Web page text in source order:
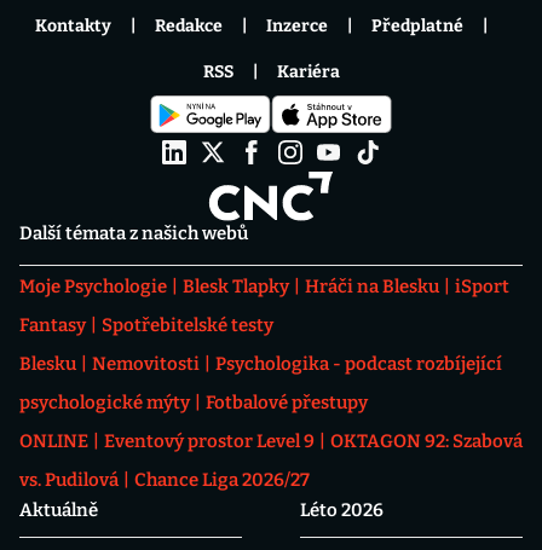
Další témata z našich webů
Moje Psychologie Blesk Tlapky Hráči na Blesku
iSport
Fantasy
Spotřebitelské testy
Blesku
Nemovitosti
Psychologika - podcast rozbíjející
psychologické mýty
Fotbalové přestupy
ONLINE
Eventový prostor Level 9
OKTAGON 92: Szabová
vs. Pudilová
Chance Liga 2026/27
Aktuálně
Léto 2026
Kontakty Redakce Inzerce Předplatné
RSS Kariéra